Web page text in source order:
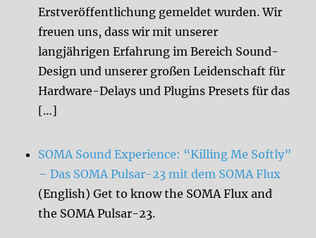
Erstveröffentlichung gemeldet wurden. Wir
freuen uns, dass wir mit unserer
langjährigen Erfahrung im Bereich Sound-
Design und unserer großen Leidenschaft für
Hardware-Delays und Plugins Presets für das
[…]
SOMA Sound Experience: “Killing Me Softly”
– Das SOMA Pulsar-23 mit dem SOMA Flux
(English) Get to know the SOMA Flux and
the SOMA Pulsar-23.